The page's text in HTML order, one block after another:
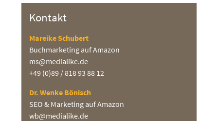
Kontakt
Mareike Schubert
Buchmarketing auf Amazon
ms@medialike.de
+49 (0)89 / 818 93 88 12
Dr. Wenke Bönisch
SEO & Marketing auf Amazon
wb@medialike.de